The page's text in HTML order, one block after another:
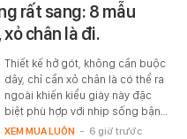
rất sang: 8 mẫu
chân là đi.
Thiết kế hở gót, không cần buộc
dây, chỉ cần xỏ chân là có thể ra
ngoài khiến kiểu giày này đặc
biệt phù hợp với nhịp sống bận…
XEM MUA LUÔN - 6 giờ trước